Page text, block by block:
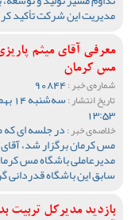
مدیریت این شرکت تأکید
معرفی آقای میثم
مس کرمان
شماره‌ی خبر :
تاریخ انتشار :
13:53
خلاصه‌ی خبر :در جلسه ای که
مس کرمان برگزار شد،
مدیرعاملی باشگاه مس
سابق این باشگاه قدردانی
بازدید مدیرکل